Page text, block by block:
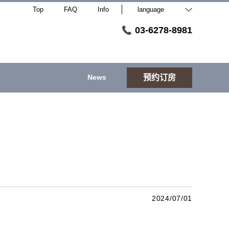
Top FAQ Info language
03-6278-8981
News 预约订房
2024/07/01